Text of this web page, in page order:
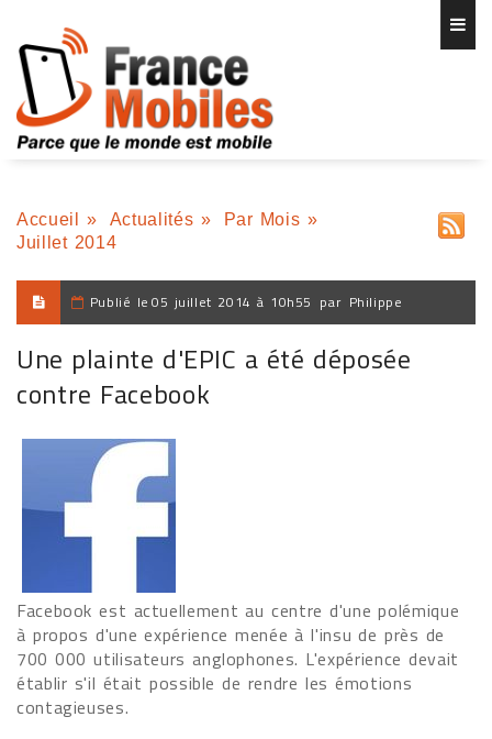
Accueil » Actualités » Par Mois »
Juillet 2014
Publié le 05 juillet 2014 à 10h55 par Philippe
Une plainte d'EPIC a été déposée
contre Facebook
Facebook est actuellement au centre d'une polémique
à propos d'une expérience menée à l'insu de près de
700 000 utilisateurs anglophones. L'expérience devait
établir s'il était possible de rendre les émotions
contagieuses.